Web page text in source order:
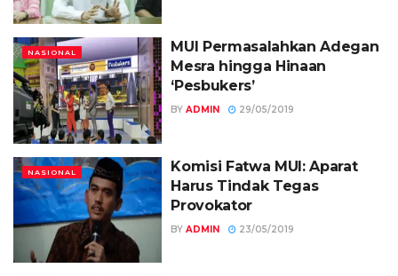
NASIONAL
MUI Permasalahkan Adegan
Mesra hingga Hinaan
‘Pesbukers’
BY ADMIN 29/05/2019
NASIONAL
Komisi Fatwa MUI: Aparat
Harus Tindak Tegas
Provokator
BY ADMIN 23/05/2019